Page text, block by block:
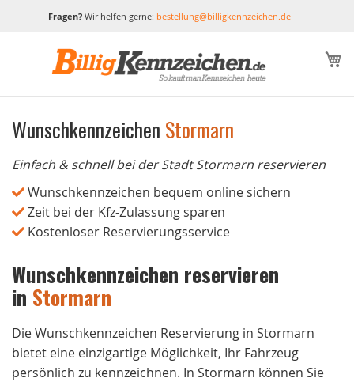
Fragen?Wir helfen gerne: bestellung@billigkennzeichen.de
WunschkennzeichenStormarn
Einfach & schnell bei der Stadt Stormarn reservieren
Wunschkennzeichen bequem online sichern
Zeit bei der Kfz-Zulassung sparen
Kostenloser Reservierungsservice
Wunschkennzeichen reservieren
in Stormarn
Die Wunschkennzeichen Reservierung in Stormarn
bietet eine einzigartige Möglichkeit, Ihr Fahrzeug
persönlich zu kennzeichnen. In Stormarn können Sie